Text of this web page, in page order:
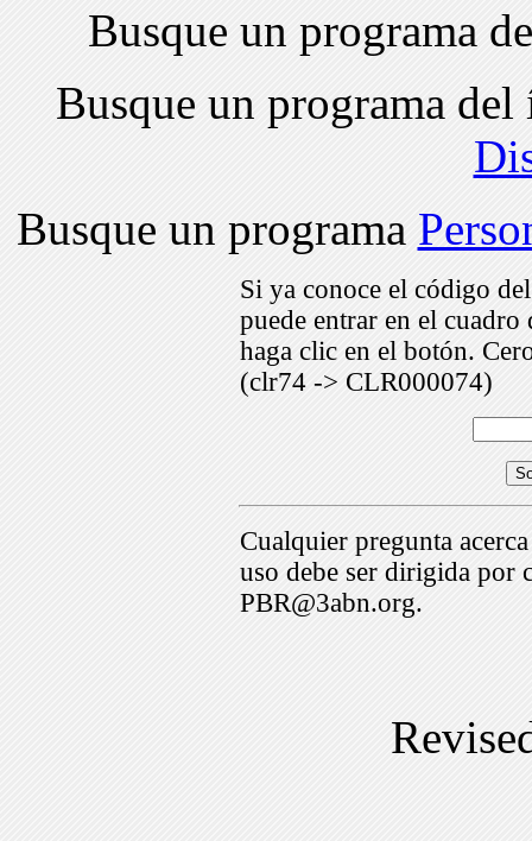
Busque un programa
Busque un programa
Busque un programa
Si ya conoce el código
puede entrar en el
haga clic en el botón.
(clr74 -> CLR000074)
Cualquier pregunta
uso debe ser dirigida por
PBR@3abn.org.